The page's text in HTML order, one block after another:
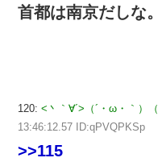
首都は南京だしな。
120: <丶｀∀´>（´・ω・｀）
13:46:12.57 ID:qPVQPKSp
>>115